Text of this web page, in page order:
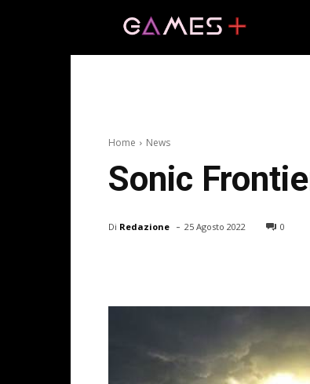
Home News
Sonic
Di Redazione - 25 Agosto 2022 0